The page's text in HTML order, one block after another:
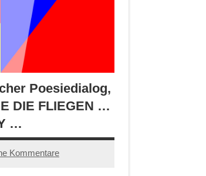
Poesiedialog,
DIE FLIEGEN …
…
Kommentare